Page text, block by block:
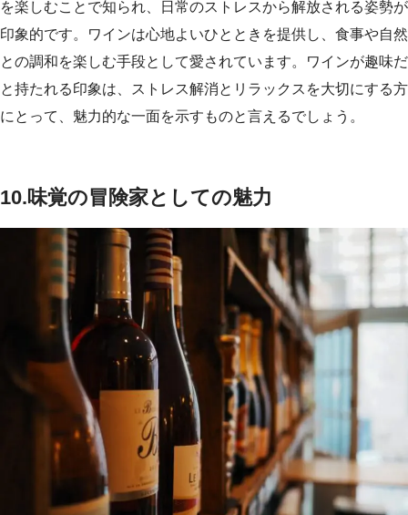
を楽しむことで知られ、日常のストレスから解放される姿勢が
印象的です。ワインは心地よいひとときを提供し、食事や自然
との調和を楽しむ手段として愛されています。ワインが趣味だ
と持たれる印象は、ストレス解消とリラックスを大切にする方
にとって、魅力的な一面を示すものと言えるでしょう。
10.味覚の冒険家としての魅力